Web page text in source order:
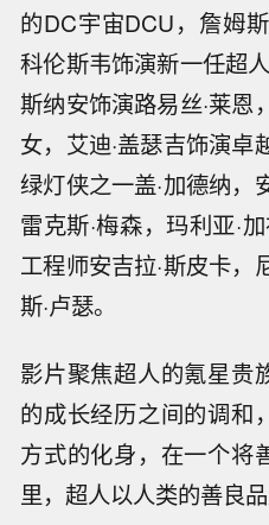
的DC宇宙DCU，詹姆
科伦斯韦饰演新一任超
斯纳安饰演路易丝·莱恩
女，艾迪·盖瑟吉饰演卓
绿灯侠之一盖·加德纳，
雷克斯·梅森，玛利亚·
工程师安吉拉·斯皮卡，
斯·卢瑟。
影片聚焦超人的氪星贵
的成长经历之间的调和
方式的化身，在一个将
里，超人以人类的善良